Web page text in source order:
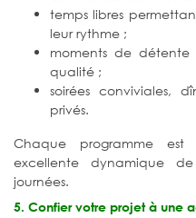
temps libres
leur rythme ;
moments de détente
qualité ;
soirées conviviales,
privés.
Chaque programme
excellente dynamique
journées.
5. Confier votre projet à une